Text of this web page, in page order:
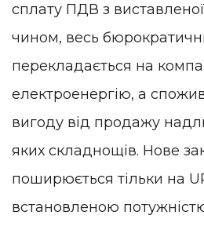
сплату ПДВ з
чином, весь
перекладається на
електроенергію, а
вигоду від продажу
яких складнощів. Нове
поширюється тільки на
встановленою